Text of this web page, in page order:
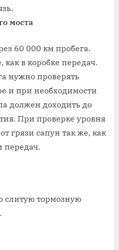
моста
60 000 км пробега.
в коробке передач.
нужно проверять
и при необходимости
должен доходить до
При проверке уровня
грязи сапун так же, как
передач.
слитую тормозную